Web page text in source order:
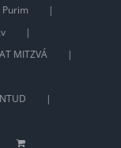
Purim
MITZVÁ